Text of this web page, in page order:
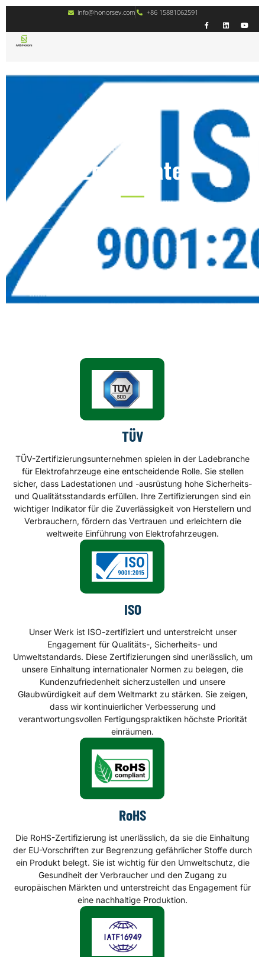
info@honorsev.com +86 15881062591
Zertifikate
TÜV
TÜV-Zertifizierungsunternehmen spielen in der Ladebranche
für Elektrofahrzeuge eine entscheidende Rolle. Sie stellen
sicher, dass Ladestationen und -ausrüstung hohe Sicherheits-
und Qualitätsstandards erfüllen. Ihre Zertifizierungen sind ein
wichtiger Indikator für die Zuverlässigkeit von Herstellern und
Verbrauchern, fördern das Vertrauen und erleichtern die
weltweite Einführung von Elektrofahrzeugen.
ISO
Unser Werk ist ISO-zertifiziert und unterstreicht unser
Engagement für Qualitäts-, Sicherheits- und
Umweltstandards. Diese Zertifizierungen sind unerlässlich, um
unsere Einhaltung internationaler Normen zu belegen, die
Kundenzufriedenheit sicherzustellen und unsere
Glaubwürdigkeit auf dem Weltmarkt zu stärken. Sie zeigen,
dass wir kontinuierlicher Verbesserung und
verantwortungsvollen Fertigungspraktiken höchste Priorität
einräumen.
RoHS
Die RoHS-Zertifizierung ist unerlässlich, da sie die Einhaltung
der EU-Vorschriften zur Begrenzung gefährlicher Stoffe durch
ein Produkt belegt. Sie ist wichtig für den Umweltschutz, die
Gesundheit der Verbraucher und den Zugang zu
europäischen Märkten und unterstreicht das Engagement für
eine nachhaltige Produktion.